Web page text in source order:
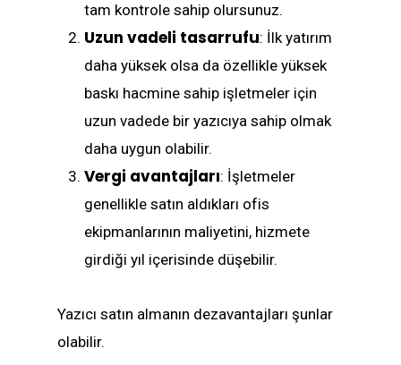
tam kontrole sahip olursunuz.
Uzun vadeli tasarrufu: İlk yatırım
daha yüksek olsa da özellikle yüksek
baskı hacmine sahip işletmeler için
uzun vadede bir yazıcıya sahip olmak
daha uygun olabilir.
Vergi avantajları: İşletmeler
genellikle satın aldıkları ofis
ekipmanlarının maliyetini, hizmete
girdiği yıl içerisinde düşebilir.
Yazıcı satın almanın dezavantajları şunlar
olabilir.